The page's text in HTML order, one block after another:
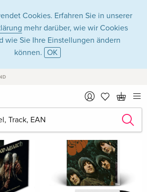
Cookies. Erfahren Sie in unserer
mehr darüber, wie wir Cookies
wie Sie Ihre Einstellungen ändern
können. OK